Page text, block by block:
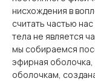
нисхождения в
считать частью
тела не является
мы собираемся
эфирная
оболочкам,